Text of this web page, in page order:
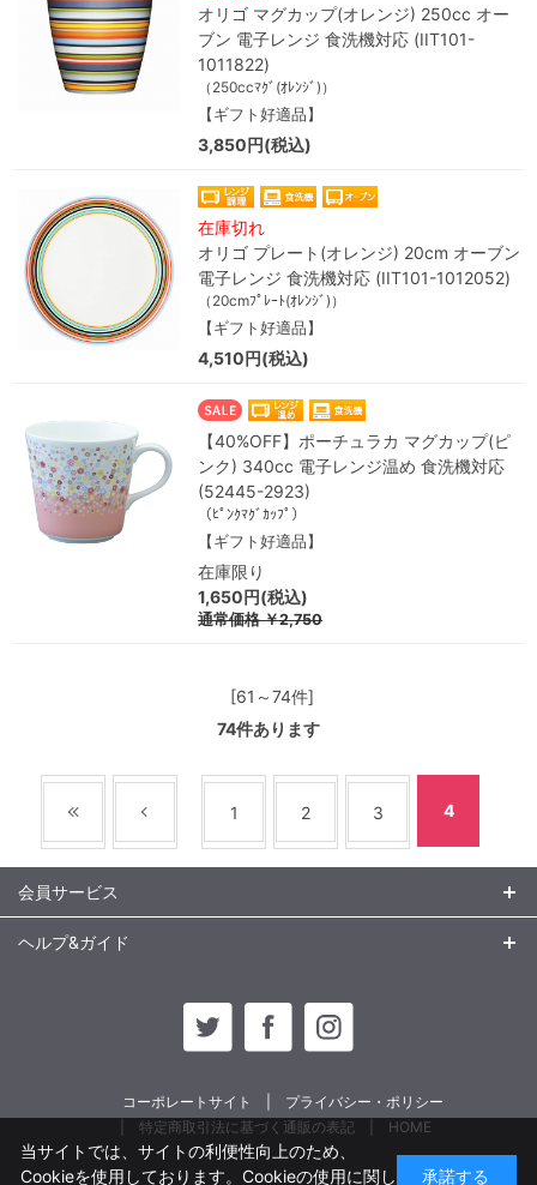
オリゴ マグカップ(オレンジ) 250cc オー
ブン 電子レンジ 食洗機対応 (IIT101-
1011822)
（250ccﾏｸﾞ(ｵﾚﾝｼﾞ)）
【ギフト好適品】
3,850円(税込)
在庫切れ
オリゴ プレート(オレンジ) 20cm オーブン
電子レンジ 食洗機対応 (IIT101-1012052)
（20cmﾌﾟﾚｰﾄ(ｵﾚﾝｼﾞ)）
【ギフト好適品】
4,510円(税込)
【40%OFF】ポーチュラカ マグカップ(ピ
ンク) 340cc 電子レンジ温め 食洗機対応
(52445-2923)
（ﾋﾟﾝｸﾏｸﾞｶｯﾌﾟ）
【ギフト好適品】
在庫限り
1,650円(税込)
通常価格￥2,750
[61～74件]
74件あります
1 2 3 4
会員サービス
ヘルプ&ガイド
コーポレートサイト
プライバシー・ポリシー
特定商取引法に基づく通販の表記
HOME
当サイトでは、サイトの利便性向上のため、
Cookieを使用しております。Cookieの使用に関し
承諾する